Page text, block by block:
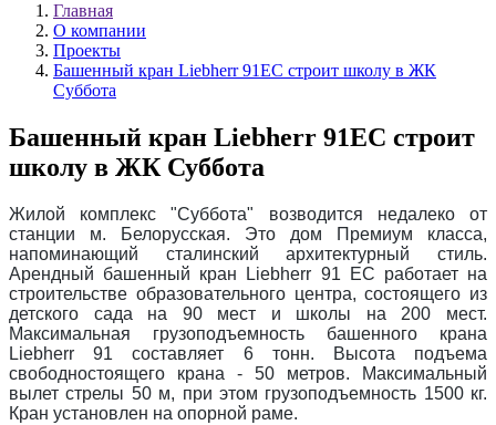
Главная
О компании
Проекты
Башенный кран Liebherr 91EC строит школу в ЖК
Суббота
Башенный кран Liebherr 91EC строит
школу в ЖК Суббота
Жилой комплекс "Суббота" возводится недалеко от
станции м. Белорусская. Это дом Премиум класса,
напоминающий сталинский архитектурный стиль.
Арендный башенный кран Liebherr 91 EC работает на
строительстве образовательного центра, состоящего из
детского сада на 90 мест и школы на 200 мест.
Максимальная грузоподъемность башенного крана
Liebherr 91 составляет 6 тонн. Высота подъема
свободностоящего крана - 50 метров. Максимальный
вылет стрелы 50 м, при этом грузоподъемность 1500 кг.
Кран установлен на опорной раме.